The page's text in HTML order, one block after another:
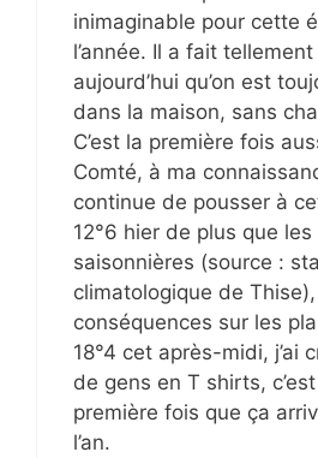
inimaginable pour cette
l’année. Il a fait
aujourd’hui qu’on est
dans la maison, sans
C’est la première fois
Comté, à ma
continue de pousser à
12°6 hier de plus que
saisonnières (source :
climatologique de Thise),
conséquences sur les
18°4 cet après-midi, j’ai
de gens en T shirts,
première fois que ça
l’an.